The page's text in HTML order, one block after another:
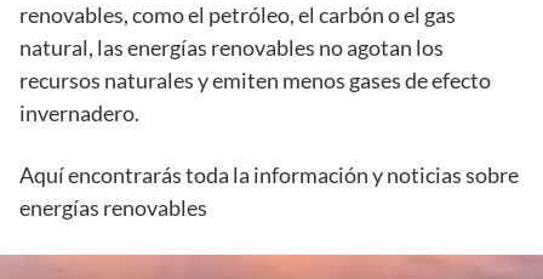
renovables, como el petróleo, el carbón o el gas
natural, las energías renovables no agotan los
recursos naturales y emiten menos gases de efecto
invernadero.
Aquí encontrarás toda la información y noticias sobre
energías renovables